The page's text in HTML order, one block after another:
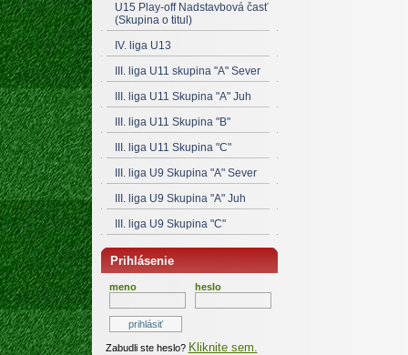
U15 Play-off Nadstavbová časť
(Skupina o titul)
IV. liga U13
III. liga U11 skupina "A" Sever
III. liga U11 Skupina "A" Juh
III. liga U11 Skupina "B"
III. liga U11 Skupina "C"
III. liga U9 Skupina "A" Sever
III. liga U9 Skupina "A" Juh
III. liga U9 Skupina "C"
Prihlásenie
meno heslo
Zabudli ste heslo? Kliknite sem.